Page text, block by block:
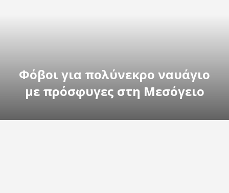
Φόβοι για πολύνεκρο ναυάγιο
με πρόσφυγες στη Μεσόγειο